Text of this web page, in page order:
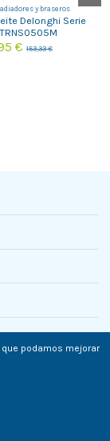
y braseros
Delonghi Serie
€ 153,33 €
podamos mejorar